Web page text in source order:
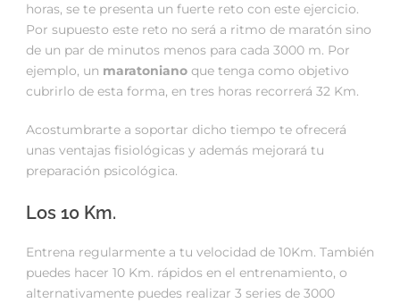
horas, se te presenta un fuerte reto con este ejercicio.
Por supuesto este reto no será a ritmo de maratón sino
de un par de minutos menos para cada 3000 m. Por
ejemplo, un maratoniano que tenga como objetivo
cubrirlo de esta forma, en tres horas recorrerá 32 Km.
Acostumbrarte a soportar dicho tiempo te ofrecerá
unas ventajas fisiológicas y además mejorará tu
preparación psicológica.
Los 10 Km.
Entrena regularmente a tu velocidad de 10Km. También
puedes hacer 10 Km. rápidos en el entrenamiento, o
alternativamente puedes realizar 3 series de 3000